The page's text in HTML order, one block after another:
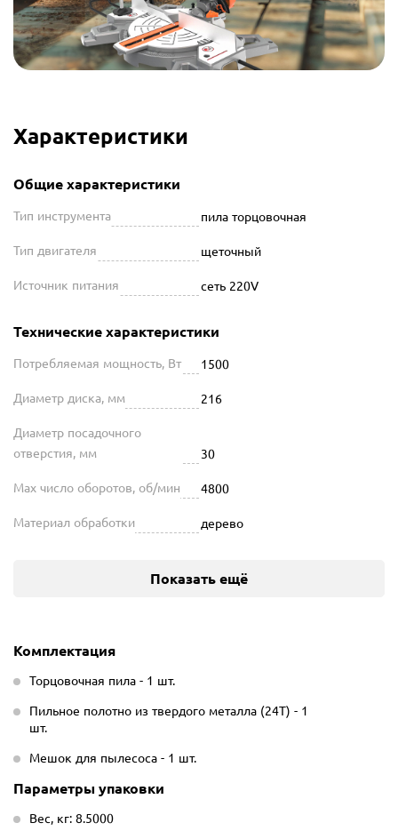
Характеристики
Общие характеристики
Тип инструмента пила торцовочная
Тип двигателя щеточный
Источник питания сеть 220V
Технические характеристики
Потребляемая мощность, Вт 1500
Диаметр диска, мм 216
Диаметр посадочного
отверстия, мм
30
Max число оборотов, об/мин 4800
Материал обработки дерево
Показать ещё
Комплектация
Торцовочная пила - 1 шт.
Пильное полотно из твердого металла (24T) - 1
шт.
Мешок для пылесоса - 1 шт.
Параметры упаковки
Вес, кг: 8.5000